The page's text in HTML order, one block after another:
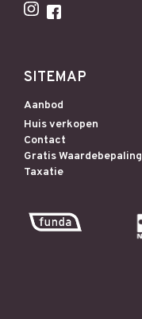
SITEMAP
Aanbod
Huis verkopen
Contact
Gratis Waardebepaling
Taxatie